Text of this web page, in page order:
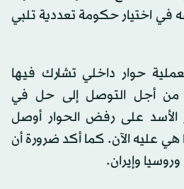
في اختيار حكومة تعددية تلبي
حوار داخلي تشارك فيها
من أجل التوصل إلى حل في
الأسد على رفض الحوار أوصل
هي عليه الآن. كما أكد ضرورة أن
وإيران.